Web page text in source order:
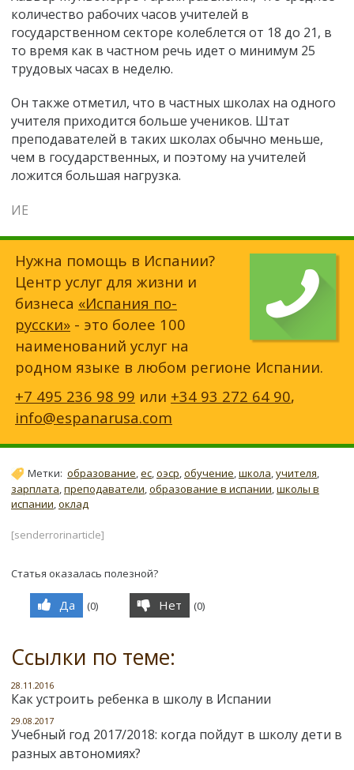
количество рабочих часов учителей в
государственном секторе колеблется от 18 до 21, в
то время как в частном речь идет о минимум 25
трудовых часах в неделю.
Он также отметил, что в частных школах на одного
учителя приходится больше учеников. Штат
преподавателей в таких школах обычно меньше,
чем в государственных, и поэтому на учителей
ложится большая нагрузка.
ИЕ
Нужна помощь в Испании?
Центр услуг для жизни и
бизнеса «Испания по-
русски» - это более 100
наименований услуг на
родном языке в любом регионе Испании.
+7 495 236 98 99 или +34 93 272 64 90,
info@espanarusa.com
Метки: образование,ес,оэср,обучение,школа,учителя,
зарплата преподаватели образование в испании школы в
испании оклад
[senderrorinarticle]
Статья оказалась полезной?
Да (0) Нет (0)
Ссылки по теме:
28.11.2016
Как устроить ребенка в школу в Испании
29.08.2017
Учебный год 2017/2018: когда пойдут в школу дети в
разных автономиях?